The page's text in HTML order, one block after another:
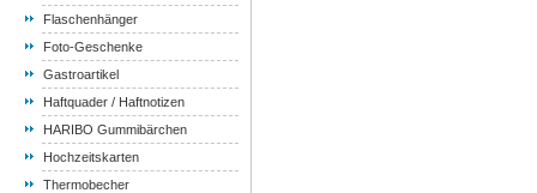
Flaschenhänger
Foto-Geschenke
Gastroartikel
Haftquader / Haftnotizen
HARIBO Gummibärchen
Hochzeitskarten
Thermobecher